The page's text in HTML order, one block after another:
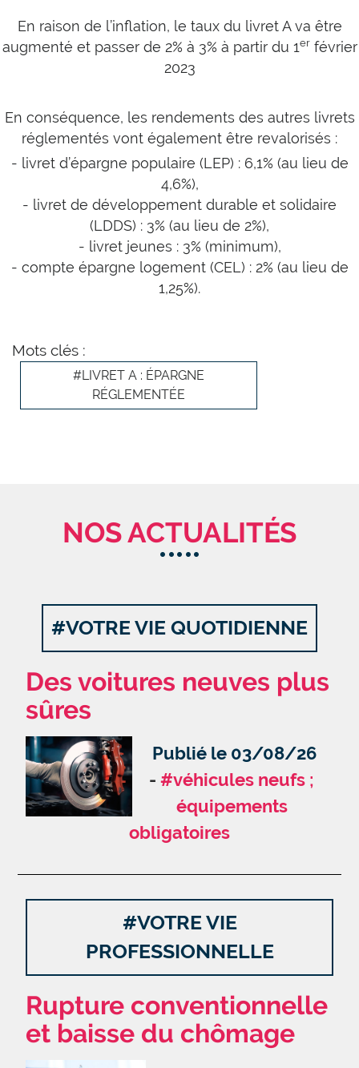
En raison de l’inflation, le taux du livret A va être
augmenté et passer de 2% à 3% à partir du 1erfévrier
2023
En conséquence, les rendements des autres livrets
réglementés vont également être revalorisés :
- livret d’épargne populaire (LEP) : 6,1% (au lieu de
4,6%),
- livret de développement durable et solidaire
(LDDS) : 3% (au lieu de 2%),
- livret jeunes : 3% (minimum),
- compte épargne logement (CEL) : 2% (au lieu de
1,25%).
Mots clés :
#LIVRET A : ÉPARGNE
RÉGLEMENTÉE
NOS ACTUALITÉS
#VOTRE VIE QUOTIDIENNE
Des voitures neuves plus
sûres
Publié le 03/08/26
#véhicules neufs ;
équipements
obligatoires
#VOTRE VIE
PROFESSIONNELLE
Rupture conventionnelle
et baisse du chômage